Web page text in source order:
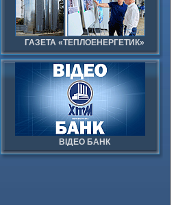
ГАЗЕТА «ТЕПЛОЕНЕРГЕТИК»
ВІДЕО БАНК